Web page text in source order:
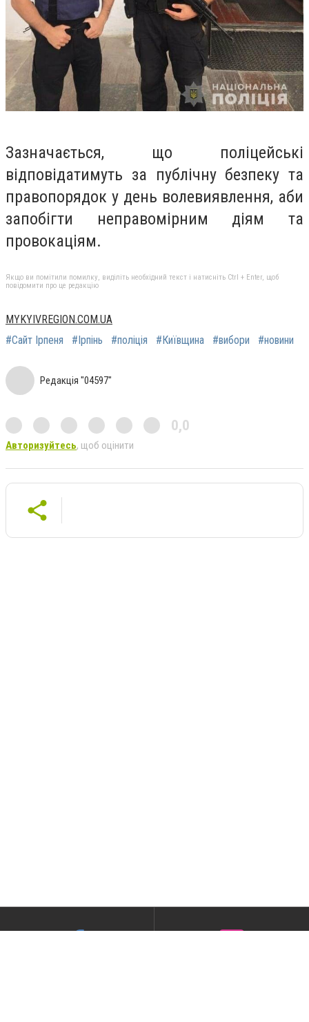
Зазначається, що поліцейські
відповідатимуть за публічну безпеку та
правопорядок у день волевиявлення, аби
запобігти неправомірним діям та
провокаціям.
Якщо ви помітили помилку, виділіть необхідний текст і натисніть Ctrl + Enter, щоб
повідомити про це редакцію
MYKYIVREGION.COM.UA
#Сайт Ірпеня
#Ірпінь #поліція #Київщина #вибори #новини
Редакція "04597"
0,0
Авторизуйтесь, щоб оцінити